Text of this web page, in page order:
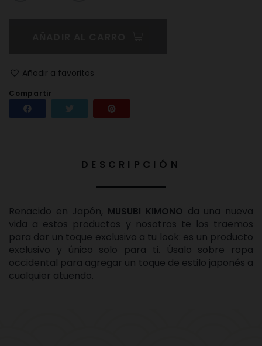
Añadir a favoritos
Compartir
Compartir Tuitear
DESCRIPCIÓN
Renacido en Japón, MUSUBI KIMONO da una nueva
vida a estos productos y nosotros te los traemos
para dar un toque exclusivo a tu look: es un producto
exclusivo y único solo para ti. Úsalo sobre ropa
occidental para agregar un toque de estilo japonés a
cualquier atuendo.